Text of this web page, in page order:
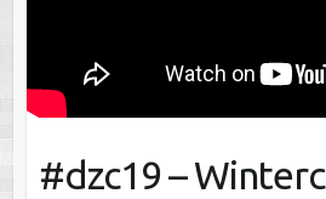
#dzc19 –